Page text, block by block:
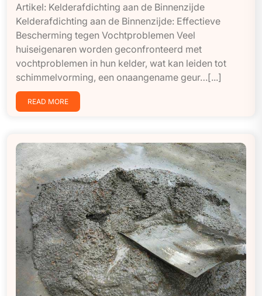
Artikel: Kelderafdichting aan de Binnenzijde
Kelderafdichting aan de Binnenzijde: Effectieve
Bescherming tegen Vochtproblemen Veel
huiseigenaren worden geconfronteerd met
vochtproblemen in hun kelder, wat kan leiden tot
schimmelvorming, een onaangename geur…[...]
READ MORE